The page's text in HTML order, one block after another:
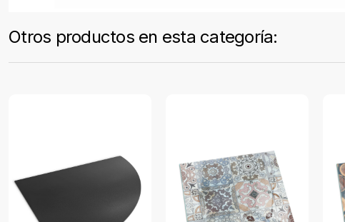
Otros productos en esta categoría: